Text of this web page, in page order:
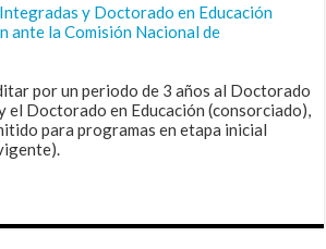
y Doctorado en Educación
ante la Comisión Nacional de
por un periodo de 3 años al Doctorado
el Doctorado en Educación (consorciado),
para programas en etapa inicial